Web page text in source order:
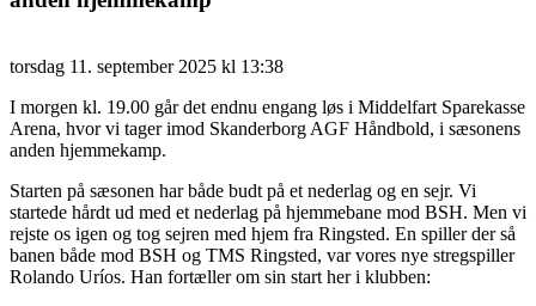
torsdag 11. september 2025 kl 13:38
I morgen kl. 19.00 går det endnu engang løs i Middelfart Sparekasse
Arena, hvor vi tager imod Skanderborg AGF Håndbold, i sæsonens
anden hjemmekamp.
Starten på sæsonen har både budt på et nederlag og en sejr. Vi
startede hårdt ud med et nederlag på hjemmebane mod BSH. Men vi
rejste os igen og tog sejren med hjem fra Ringsted. En spiller der så
banen både mod BSH og TMS Ringsted, var vores nye stregspiller
Rolando Uríos. Han fortæller om sin start her i klubben: